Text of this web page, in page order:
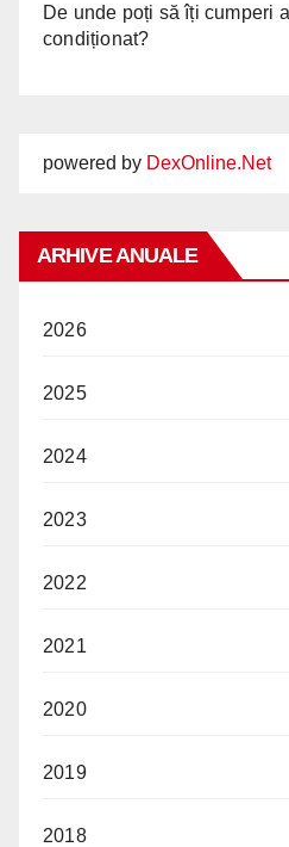
De unde poți să îți cumperi
condiționat?
powered by DexOnline.Net
ARHIVE ANUALE
2026
2025
2024
2023
2022
2021
2020
2019
2018